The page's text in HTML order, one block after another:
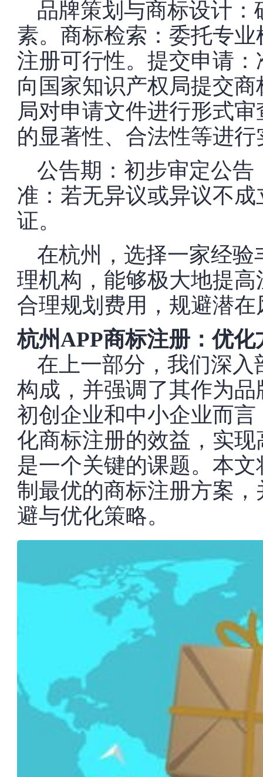
品牌策划与商标设计：
素。商标检索：委托专
注册可行性。提交申请
向国家知识产权局提交
局对申请文件进行形式
的显著性、合法性等进
公告期：初步审定公
准：若无异议或异议不
证。
在杭州，选择一家经
理机构，能够极大地提
合理规划费用，规避潜在
杭州APP商标注册：优
在上一部分，我们深入
构成，并强调了其作为
初创企业和中小企业而
化商标注册的效益，实
是一个关键的课题。本
制最优的商标注册方案
避与优化策略。